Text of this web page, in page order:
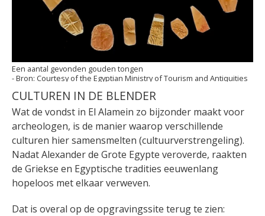
Een aantal gevonden gouden tongen
Courtesy of the Egyptian Ministry of Tourism and Antiquities
CULTUREN IN DE BLENDER
Wat de vondst in El Alamein zo bijzonder maakt voor
archeologen, is de manier waarop verschillende
culturen hier samensmelten (cultuurverstrengeling).
Nadat Alexander de Grote Egypte veroverde, raakten
de Griekse en Egyptische tradities eeuwenlang
hopeloos met elkaar verweven.
Dat is overal op de opgravingssite terug te zien: